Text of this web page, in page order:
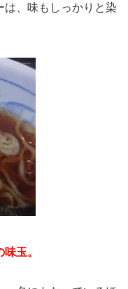
は、味もしっかりと染
玉。